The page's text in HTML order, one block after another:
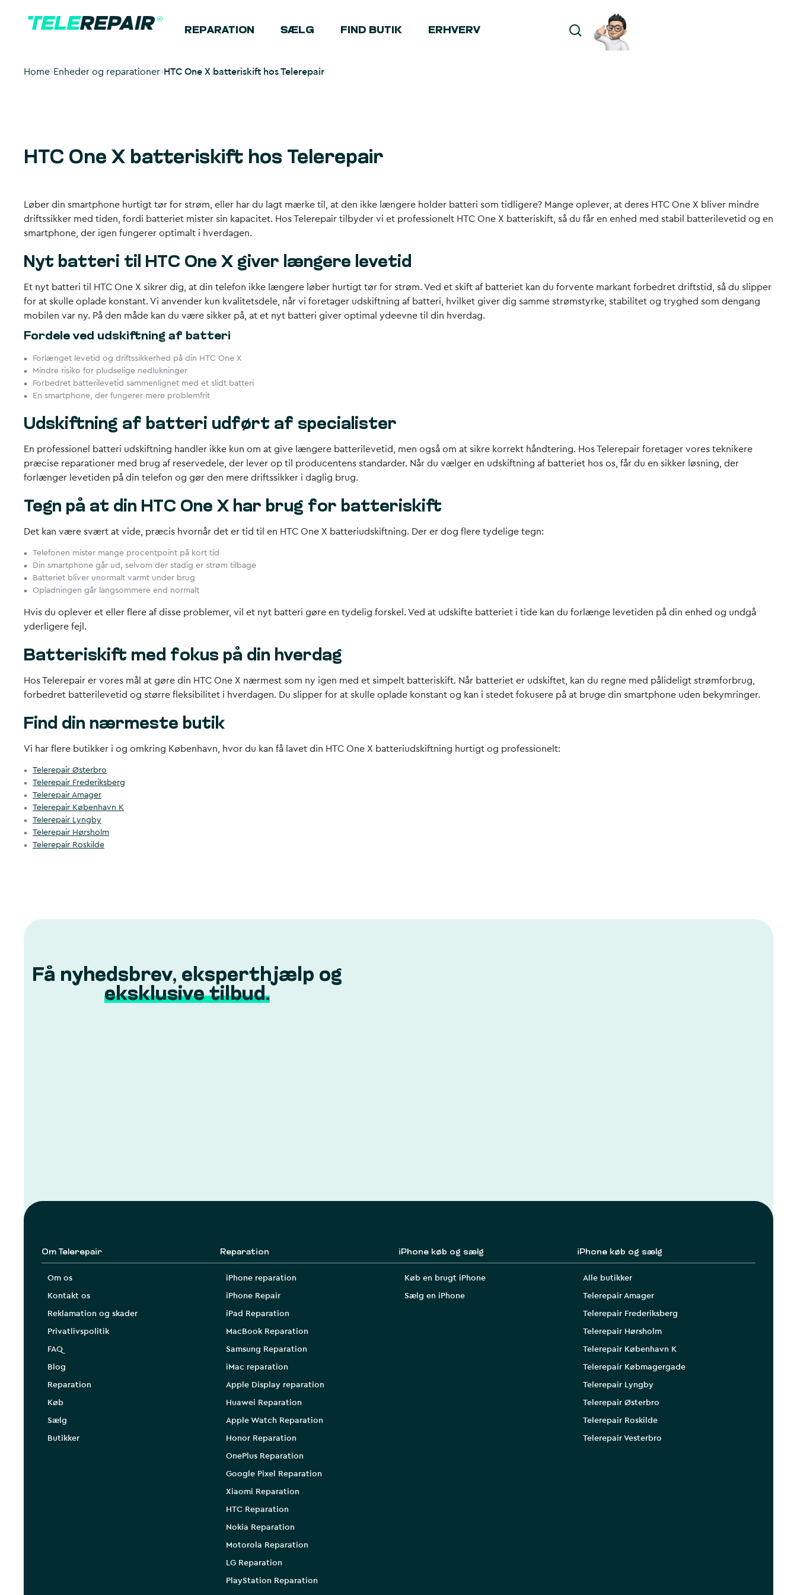
REPARATION SÆLG FIND BUTIK ERHVERV
Home Enheder og reparationer HTC One X batteriskift hos Telerepair
HTC One X batteriskift hos Telerepair
Løber din smartphone hurtigt tør for strøm, eller har du lagt mærke til, at den ikke længere holder batteri som tidligere? Mange oplever, at deres HTC One X bliver mindre
driftssikker med tiden, fordi batteriet mister sin kapacitet. Hos Telerepair tilbyder vi et professionelt HTC One X batteriskift, så du får en enhed med stabil batterilevetid og en
smartphone, der igen fungerer optimalt i hverdagen.
Nyt batteri til HTC One X giver længere levetid
Et nyt batteri til HTC One X sikrer dig, at din telefon ikke længere løber hurtigt tør for strøm. Ved et skift af batteriet kan du forvente markant forbedret driftstid, så du slipper
for at skulle oplade konstant. Vi anvender kun kvalitetsdele, når vi foretager udskiftning af batteri, hvilket giver dig samme strømstyrke, stabilitet og tryghed som dengang
mobilen var ny. På den måde kan du være sikker på, at et nyt batteri giver optimal ydeevne til din hverdag.
Fordele ved udskiftning af batteri
Forlænget levetid og driftssikkerhed på din HTC One X
Mindre risiko for pludselige nedlukninger
Forbedret batterilevetid sammenlignet med et slidt batteri
En smartphone, der fungerer mere problemfrit
Udskiftning af batteri udført af specialister
En professionel batteri udskiftning handler ikke kun om at give længere batterilevetid, men også om at sikre korrekt håndtering. Hos Telerepair foretager vores teknikere
præcise reparationer med brug af reservedele, der lever op til producentens standarder. Når du vælger en udskiftning af batteriet hos os, får du en sikker løsning, der
forlænger levetiden på din telefon og gør den mere driftssikker i daglig brug.
Tegn på at din HTC One X har brug for batteriskift
Det kan være svært at vide, præcis hvornår det er tid til en HTC One X batteriudskiftning. Der er dog flere tydelige tegn:
Telefonen mister mange procentpoint på kort tid
Din smartphone går ud, selvom der stadig er strøm tilbage
Batteriet bliver unormalt varmt under brug
Opladningen går langsommere end normalt
Hvis du oplever et eller flere af disse problemer, vil et nyt batteri gøre en tydelig forskel. Ved at udskifte batteriet i tide kan du forlænge levetiden på din enhed og undgå
yderligere fejl.
Batteriskift med fokus på din hverdag
Hos Telerepair er vores mål at gøre din HTC One X nærmest som ny igen med et simpelt batteriskift. Når batteriet er udskiftet, kan du regne med pålideligt strømforbrug,
forbedret batterilevetid og større fleksibilitet i hverdagen. Du slipper for at skulle oplade konstant og kan i stedet fokusere på at bruge din smartphone uden bekymringer.
Find din nærmeste butik
Vi har flere butikker i og omkring København, hvor du kan få lavet din HTC One X batteriudskiftning hurtigt og professionelt:
Telerepair Østerbro
Telerepair Frederiksberg
Telerepair Amager
Telerepair København K
Telerepair Lyngby
Telerepair Hørsholm
Telerepair Roskilde
Få nyhedsbrev, eksperthjælp og
eksklusive tilbud.
Om Telerepair
Om os
Kontakt os
Reklamation og skader
Privatlivspolitik
FAQ
Blog
Reparation
Køb
Sælg
Butikker
Reparation
iPhone reparation
iPhone Repair
iPad Reparation
MacBook Reparation
Samsung Reparation
iMac reparation
Apple Display reparation
Huawei Reparation
Apple Watch Reparation
Honor Reparation
OnePlus Reparation
Google Pixel Reparation
Xiaomi Reparation
HTC Reparation
Nokia Reparation
Motorola Reparation
LG Reparation
PlayStation Reparation
iPhone køb og sælg
Køb en brugt iPhone
Sælg en iPhone
iPhone køb og sælg
Alle butikker
Telerepair Amager
Telerepair Frederiksberg
Telerepair Hørsholm
Telerepair København K
Telerepair Købmagergade
Telerepair Lyngby
Telerepair Østerbro
Telerepair Roskilde
Telerepair Vesterbro